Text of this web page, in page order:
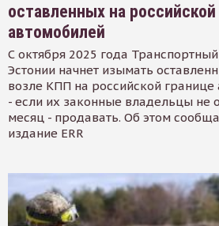
оставленных на российской
автомобилей
С октября 2025 года
Эстонии начнет изымать
возле КПП на российской границе
- если их законные владельцы не
месяц - продавать. Об этом
издание ERR